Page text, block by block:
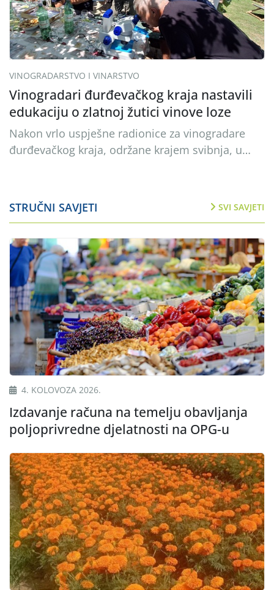
Slavonski Brod, Tomislav Pendić […]
VINOGRADARSTVO I VINARSTVO
Vinogradari đurđevačkog kraja nastavili
edukaciju o zlatnoj žutici vinove loze
Nakon vrlo uspješne radionice za vinogradare
đurđevačkog kraja, održane krajem svibnja, u
radionicu u vinogradu obitelji Čorba. Radionicu
su vodili djelatnici Uprave za stručnu podršku
Oštrkapa-Međurečan. Kao i prethodnog puta,
glavna tema bila je sprječavanje širenja i […]
SVI SAVJETI
STRUČNI SAVJETI
4. KOLOVOZA 2026.
Izdavanje računa na temelju obavljanja
poljoprivredne djelatnosti na OPG-u